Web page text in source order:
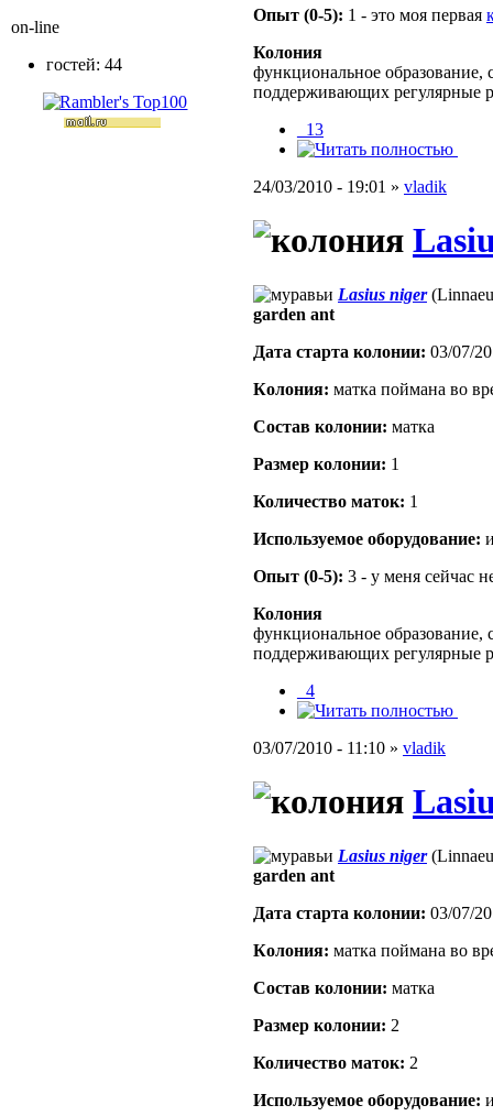
Опыт (0-5): 1 - это моя первая
Колония
функциональное образование,
поддерживающих регулярные
_13
24/03/2010 - 19:01 » vladik
Lasius niger
garden ant
Дата старта кoлонии: 03/07/
Кoлония: матка поймана во
Состав кoлонии: матка
Размер кoлонии: 1
Количество маток: 1
Используемое оборудование:
Опыт (0-5): 3 - у меня сейчас
Колония
функциональное образование,
поддерживающих регулярные
_4
03/07/2010 - 11:10 » vladik
Lasius niger
garden ant
Дата старта кoлонии: 03/07/
Кoлония: матка поймана во
Состав кoлонии: матка
Размер кoлонии: 2
Количество маток: 2
Используемое оборудование:
on-line
гостей: 44